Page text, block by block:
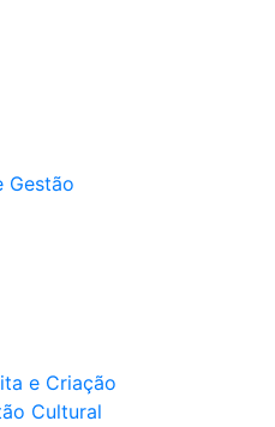
Gestão
e Criação
Cultural